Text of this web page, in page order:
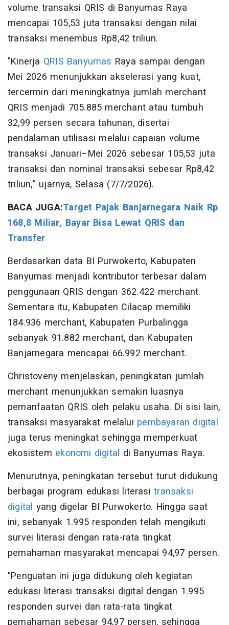
volume transaksi QRIS di Banyumas Raya
mencapai 105,53 juta transaksi dengan nilai
transaksi menembus Rp8,42 triliun.
"Kinerja QRIS Banyumas Raya sampai dengan
Mei 2026 menunjukkan akselerasi yang kuat,
tercermin dari meningkatnya jumlah merchant
QRIS menjadi 705.885 merchant atau tumbuh
32,99 persen secara tahunan, disertai
pendalaman utilisasi melalui capaian volume
transaksi Januari–Mei 2026 sebesar 105,53 juta
transaksi dan nominal transaksi sebesar Rp8,42
triliun," ujarnya, Selasa (7/7/2026).
BACA JUGA:Target Pajak Banjarnegara Naik Rp
168,8 Miliar, Bayar Bisa Lewat QRIS dan
Transfer
Berdasarkan data BI Purwokerto, Kabupaten
Banyumas menjadi kontributor terbesar dalam
penggunaan QRIS dengan 362.422 merchant.
Sementara itu, Kabupaten Cilacap memiliki
184.936 merchant, Kabupaten Purbalingga
sebanyak 91.882 merchant, dan Kabupaten
Banjarnegara mencapai 66.992 merchant.
Christoveny menjelaskan, peningkatan jumlah
merchant menunjukkan semakin luasnya
pemanfaatan QRIS oleh pelaku usaha. Di sisi lain,
transaksi masyarakat melalui pembayaran digital
juga terus meningkat sehingga memperkuat
ekosistem ekonomi digital di Banyumas Raya.
Menurutnya, peningkatan tersebut turut didukung
berbagai program edukasi literasitransaksi
digital yang digelar BI Purwokerto. Hingga saat
ini, sebanyak 1.995 responden telah mengikuti
survei literasi dengan rata-rata tingkat
pemahaman masyarakat mencapai 94,97 persen.
"Penguatan ini juga didukung oleh kegiatan
edukasi literasi transaksi digital dengan 1.995
responden survei dan rata-rata tingkat
pemahaman sebesar 94,97 persen, sehingga